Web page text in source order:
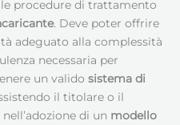
procedure di trattamento
. Deve poter offrire
adeguato alla complessità
necessaria per
un valido sistema di
il titolare o il
di un modello